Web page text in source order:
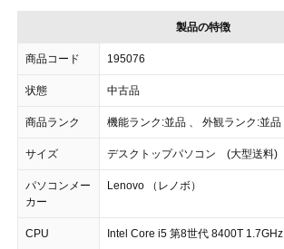
製品の特徴
商品コード 195076
状態 中古品
商品ランク 機能ランク:並品 、 外観ランク:並品
サイズ デスクトップパソコン (大型送料)
パソコンメー
カー
Lenovo （レノボ）
CPU Intel Core i5 第8世代 8400T 1.7GHz